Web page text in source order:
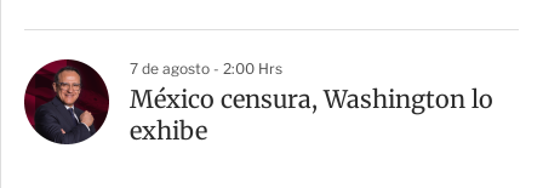
7 de agosto - 2:00 Hrs
México censura, Washington lo
exhibe